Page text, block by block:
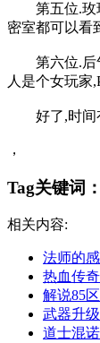
第五位.玫瑰
密室都可以看
第六位.后气
人是个女玩家
好了,时间有
，
Tag关键词：
相关内容:
法师的
热血传
解说85
武器升
道士混